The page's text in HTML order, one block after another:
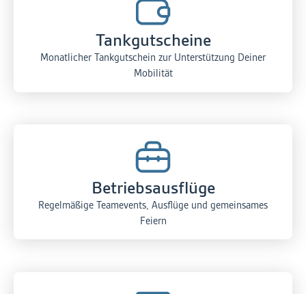
Tankgutscheine
Monatlicher Tankgutschein zur Unterstützung Deiner
Mobilität
Betriebsausflüge
Regelmäßige Teamevents, Ausflüge und gemeinsames
Feiern